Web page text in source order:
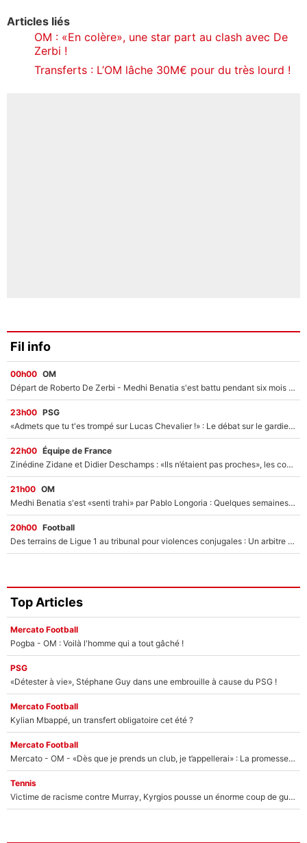
Articles liés
OM : «En colère», une star part au clash avec De
Zerbi !
Transferts : L’OM lâche 30M€ pour du très lourd !
Fil info
00h00 OM
Départ de Roberto De Zerbi - Medhi Benatia s'est battu pendant six mois pour le retenir à l'OM, le PSG a été le naufrage de trop : «Je pars avec toi»
23h00 PSG
«Admets que tu t'es trompé sur Lucas Chevalier !» : Le débat sur le gardien du PSG vire au clash à l'After Foot
22h00 Équipe de France
Zinédine Zidane et Didier Deschamps : «Ils n’étaient pas proches», les confidences d’un membre de l’équipe de France 1998 sur leur relation spéciale
21h00 OM
Medhi Benatia s'est «senti trahi» par Pablo Longoria : Quelques semaines après son départ, l'ancien directeur de football de l'OM règle ses comptes
20h00 Football
Des terrains de Ligue 1 au tribunal pour violences conjugales : Un arbitre français encourt une peine de 18 mois de prison !
Top Articles
Mercato Football
Pogba - OM : Voilà l'homme qui a tout gâché !
PSG
«Détester à vie», Stéphane Guy dans une embrouille à cause du PSG !
Mercato Football
Kylian Mbappé, un transfert obligatoire cet été ?
Mercato Football
Mercato - OM - «Dès que je prends un club, je t’appellerai» : La promesse de Marcelino au moment de claquer la porte
Tennis
Victime de racisme contre Murray, Kyrgios pousse un énorme coup de gueule !